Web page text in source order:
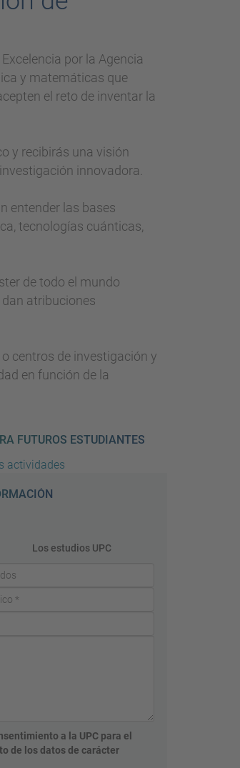
por la Agencia
y matemáticas que
el reto de inventar la
y recibirás una visión
innovadora.
entender las bases
tecnologías cuánticas,
de todo el mundo
atribuciones
centros de investigación y
en función de la
FUTUROS ESTUDIANTES
actividades
Los estudios UPC
a la UPC para el
de los datos de carácter